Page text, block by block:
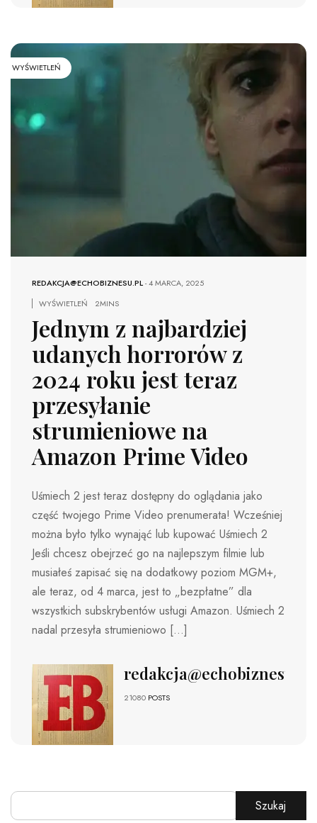
WYŚWIETLEŃ
REDAKCJA@ECHOBIZNESU.PL-4 MARCA, 2025
WYŚWIETLEŃ
2MINS
Jednym z najbardziej
udanych horrorów z
2024 roku jest teraz
przesyłanie
strumieniowe na
Amazon Prime Video
Uśmiech 2 jest teraz dostępny do oglądania jako
część twojego Prime Video prenumerata! Wcześniej
można było tylko wynająć lub kupować Uśmiech 2
Jeśli chcesz obejrzeć go na najlepszym filmie lub
musiałeś zapisać się na dodatkowy poziom MGM+,
ale teraz, od 4 marca, jest to „bezpłatne” dla
wszystkich subskrybentów usługi Amazon. Uśmiech 2
nadal przesyła strumieniowo […]
redakcja@echobiznesu.pl
21080 POSTS
Szukaj